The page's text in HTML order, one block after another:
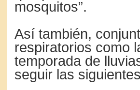
mosquitos”.
Así también,
respiratorios como
temporada de
seguir las